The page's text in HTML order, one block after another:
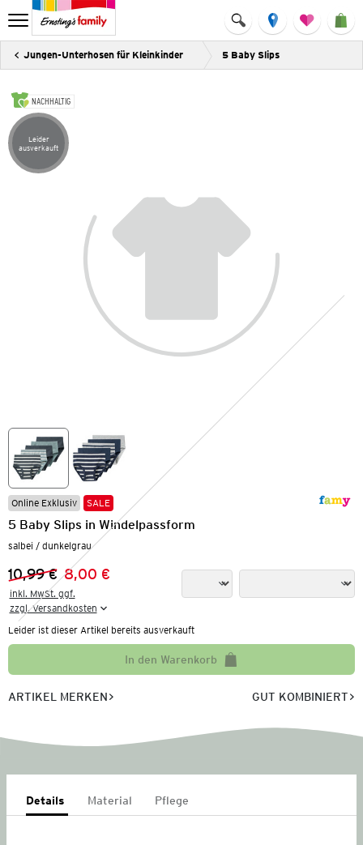
Jungen-Unterhosen für Kleinkinder 5 Baby Slips
NACHHALTIG
Artikel leider ausverkauft
Leider
ausverkauft
Online Exklusiv SALE
5 Baby Slips in Windelpassform
salbei / dunkelgrau
Vorheriger Preis:
10,99 €
Neuer Preis:
8,00 €
inkl. MwSt. ggf.
zzgl. Versandkosten
Leider ist dieser Artikel bereits ausverkauft
In den Warenkorb
ARTIKEL MERKEN GUT KOMBINIERT
Details Material Pflege